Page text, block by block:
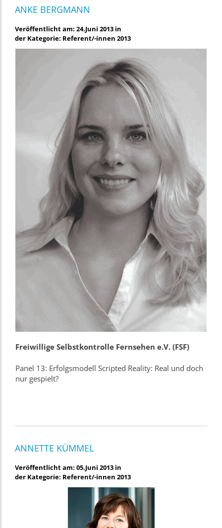
ANKE BERGMANN
Veröffentlicht am: 24.Juni 2013 in
der Kategorie: Referent/-innen 2013
Freiwillige Selbstkontrolle Fernsehen e.V. (FSF)
Panel 13: Erfolgsmodell Scripted Reality: Real und doch
nur gespielt?
ANNETTE KÜMMEL
Veröffentlicht am: 05.Juni 2013 in
der Kategorie: Referent/-innen 2013